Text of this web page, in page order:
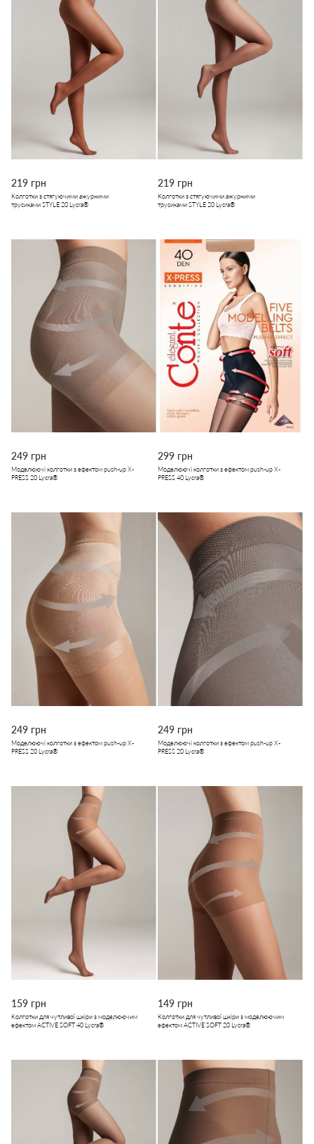
219 грн
Колготки з стягуючими ажурними
трусиками STYLE 20 Lycra®
219 грн
Колготки з стягуючими ажурними
трусиками STYLE 20 Lycra®
249 грн
Моделюючі колготки з ефектом push-up X-
PRESS 20 Lycra®
299 грн
Моделюючі колготки з ефектом push-up X-
PRESS 40 Lycra®
249 грн
Моделюючі колготки з ефектом push-up X-
PRESS 20 Lycra®
249 грн
Моделюючі колготки з ефектом push-up X-
PRESS 20 Lycra®
159 грн
Колготки для чутливої шкіри з моделюючим
ефектом ACTIVE SOFT 40 Lycra®
149 грн
Колготки для чутливої шкіри з моделюючим
ефектом ACTIVE SOFT 20 Lycra®